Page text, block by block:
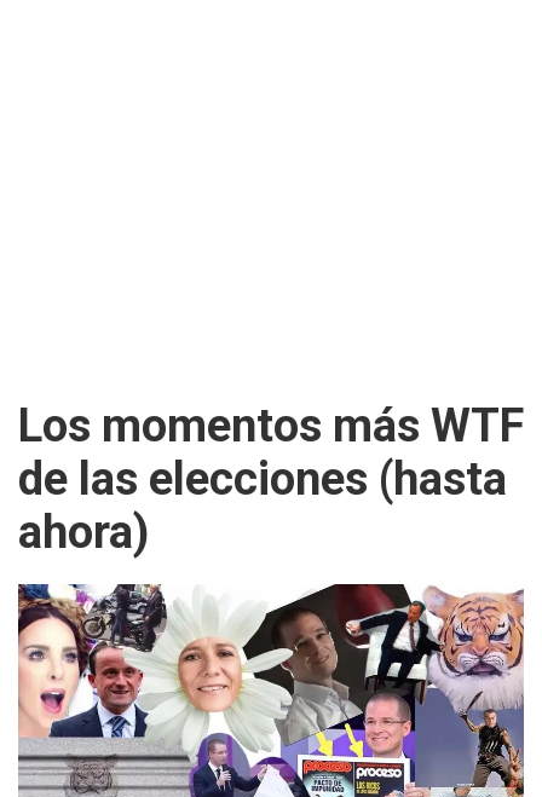
Los momentos más WTF
de las elecciones (hasta
ahora)